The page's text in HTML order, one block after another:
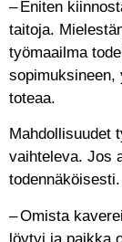
– Eniten
taitoja.
työmaailma
sopimuksineen,
toteaa.
Mahdollisuudet
vaihteleva. Jos
todennäköisesti.
– Omista
löytyi ja paikka